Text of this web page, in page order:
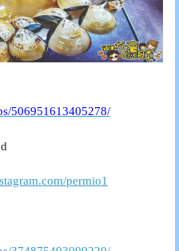
506951613405278/
permio1